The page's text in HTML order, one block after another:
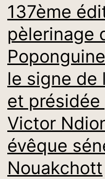
137ème
pèlerinage
le signe de
et
Victor
évêque
Nouakchott